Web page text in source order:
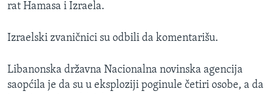
rat Hamasa i Izraela.
Izraelski zvaničnici su odbili da komentarišu.
Libanonska državna Nacionalna novinska agencija
saopćila je da su u eksploziji poginule četiri osobe, a da